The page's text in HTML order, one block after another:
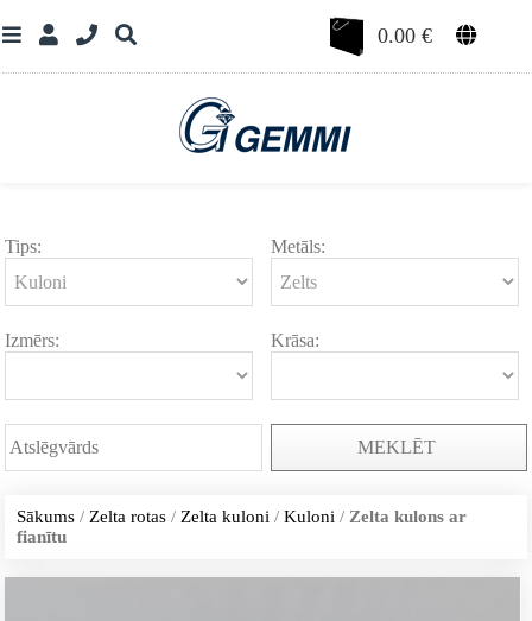
0.00€
Tips: Metāls:
Izmērs: Krāsa:
MEKLĒT
Sākums / Zelta rotas / Zelta kuloni /Kuloni / Zelta kulons ar
fianītu